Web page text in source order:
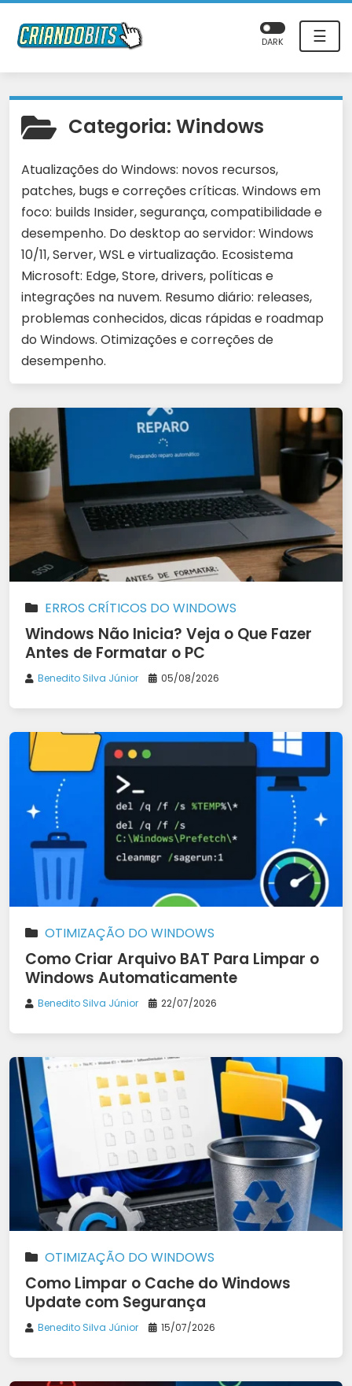
☰
DARK
Categoria: Windows
Atualizações do Windows: novos recursos,
patches, bugs e correções críticas. Windows em
foco: builds Insider, segurança, compatibilidade e
desempenho. Do desktop ao servidor: Windows
10/11, Server, WSL e virtualização. Ecosistema
Microsoft: Edge, Store, drivers, políticas e
integrações na nuvem. Resumo diário: releases,
problemas conhecidos, dicas rápidas e roadmap
do Windows. Otimizações e correções de
desempenho.
ERROS CRÍTICOS DO WINDOWS
Windows Não Inicia? Veja o Que Fazer
Antes de Formatar o PC
Benedito Silva Júnior 05/08/2026
OTIMIZAÇÃO DO WINDOWS
Como Criar Arquivo BAT Para Limpar o
Windows Automaticamente
Benedito Silva Júnior 22/07/2026
OTIMIZAÇÃO DO WINDOWS
Como Limpar o Cache do Windows
Update com Segurança
Benedito Silva Júnior 15/07/2026